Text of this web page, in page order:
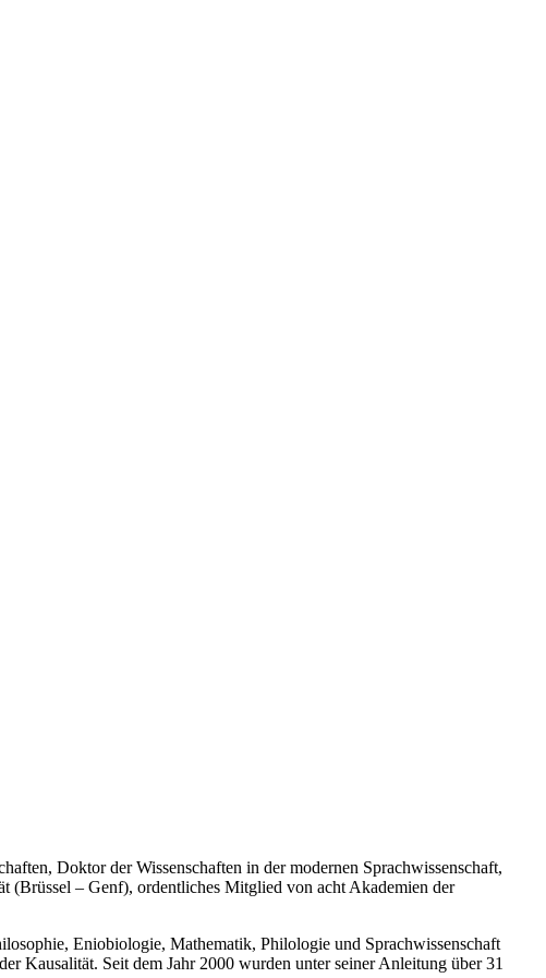
Doktor der Wissenschaften in der modernen Sprachwissenschaft,
(Brüssel – Genf), ordentliches Mitglied von acht Akademien der
Eniobiologie, Mathematik, Philologie und Sprachwissenschaft
Kausalität. Seit dem Jahr 2000 wurden unter seiner Anleitung über 31